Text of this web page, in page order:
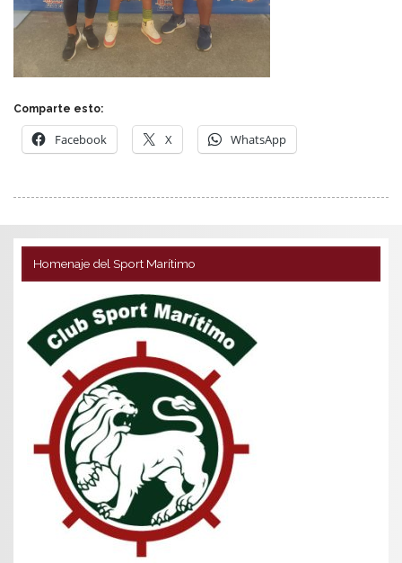
Comparte esto:
Facebook X WhatsApp
Homenaje del Sport Marítimo